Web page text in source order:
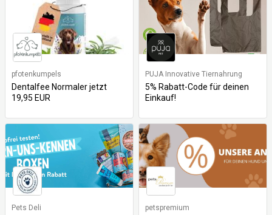
pfotenkumpels
Dentalfee Normaler jetzt
19,95 EUR
PUJA Innovative Tiernahrung
5% Rabatt-Code für deinen
Einkauf!
Pets Deli petspremium